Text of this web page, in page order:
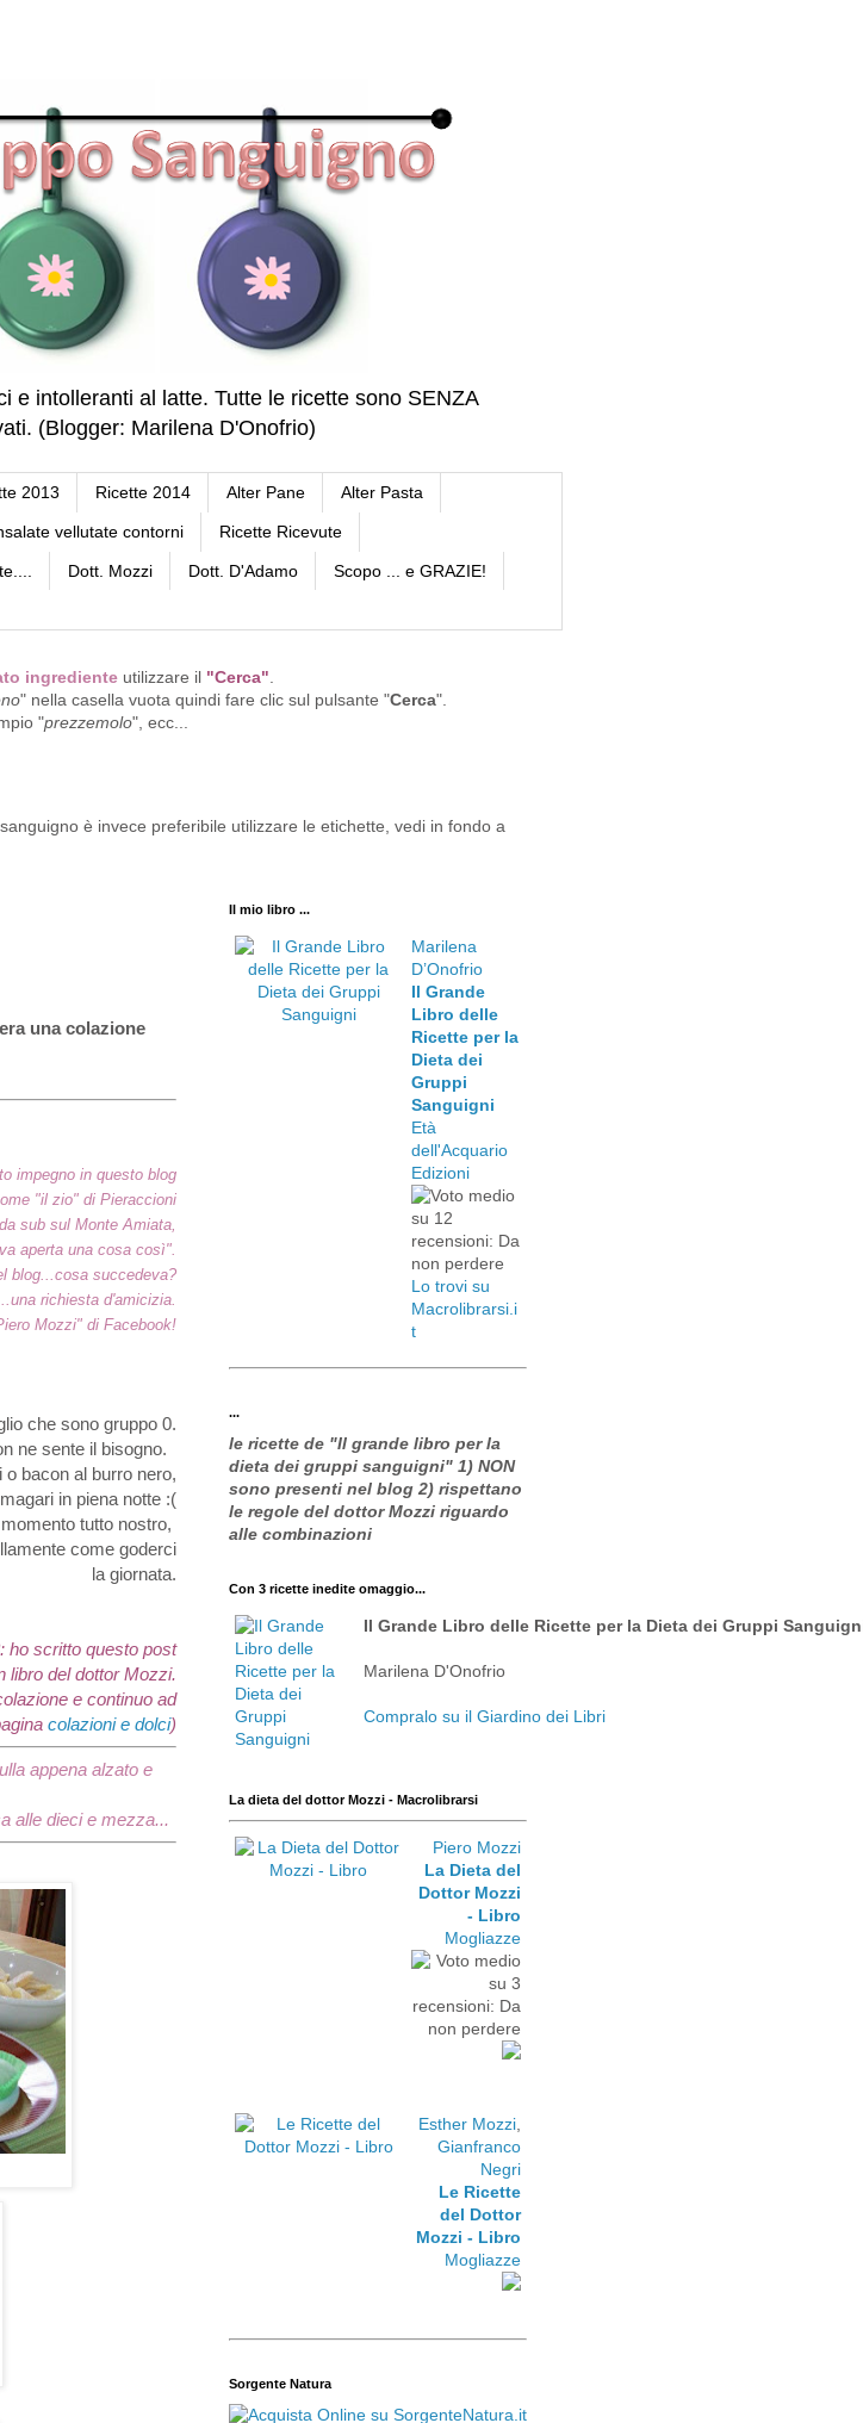
e intolleranti al latte. Tutte le ricette sono SENZA
(Blogger: Marilena D'Onofrio)
2013 Ricette 2014 Alter Pane Alter Pasta
vellutate contorni Ricette Ricevute
Dott. Mozzi Dott. D'Adamo Scopo ... e GRAZIE!
ingrediente utilizzare il "Cerca"
" nella casella vuota quindi fare clic sul pulsante "Cerca".
"prezzemolo", ecc...
è invece preferibile utilizzare le etichette, vedi in fondo a
una colazione
impegno in questo blog
"il zio" di Pieraccioni
sub sul Monte Amiata,
aperta una cosa così".
blog...cosa succedeva?
richiesta d'amicizia.
Mozzi" di Facebook!
che sono gruppo 0.
ne sente il bisogno.
bacon al burro nero,
magari in piena notte :(
tutto nostro,
come goderci
la giornata.
ho scritto questo post
libro del dottor Mozzi.
e continuo ad
colazioni e dolci)
appena alzato e
alle dieci e mezza...
Il mio libro ...
Marilena
D’Onofrio
Il Grande
Libro delle
Ricette per la
Dieta dei
Gruppi
Sanguigni
Età
dell'Acquario
Edizioni
Lo trovi su
Macrolibrarsi.i
t
...
le ricette de "Il grande libro per la
dieta dei gruppi sanguigni" 1) NON
sono presenti nel blog 2) rispettano
le regole del dottor Mozzi riguardo
alle combinazioni
Con 3 ricette inedite omaggio...
Il Grande Libro delle Ricette per la Dieta dei Gruppi
Marilena D'Onofrio
Compralo su il Giardino dei Libri
La dieta del dottor Mozzi - Macrolibrarsi
Piero Mozzi
La Dieta del
Dottor Mozzi
- Libro
Mogliazze
Esther Mozzi
Gianfranco
Negri
Le Ricette
del Dottor
Mozzi - Libro
Mogliazze
Sorgente Natura